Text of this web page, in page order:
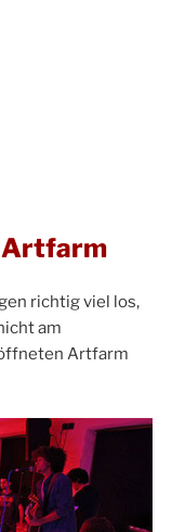
Artfarm
richtig viel los,
am
Artfarm